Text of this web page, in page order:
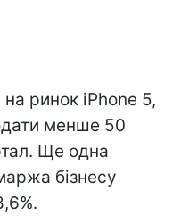
ринок iPhone 5,
менше 50
Ще одна
бізнесу